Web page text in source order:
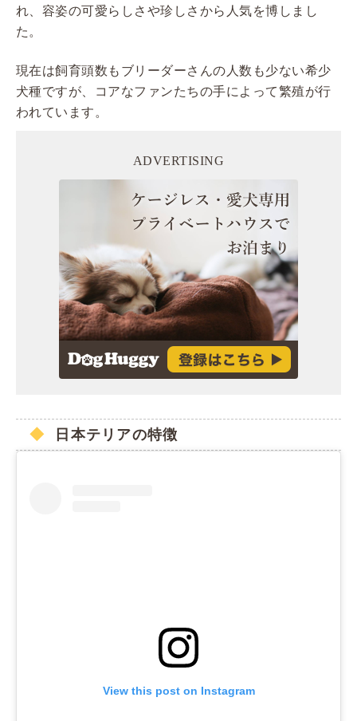
れ、容姿の可愛らしさや珍しさから人気を博しまし
た。
現在は飼育頭数もブリーダーさんの人数も少ない希少
犬種ですが、コアなファンたちの手によって繁殖が行
われています。
ADVERTISING
日本テリアの特徴
View this post on Instagram